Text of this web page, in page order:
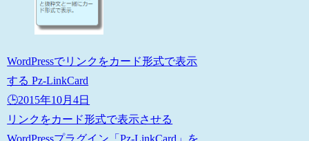
WordPressでリンクをカード形式で表示
する Pz-LinkCard
🕒️2015年10月4日
リンクをカード形式で表示させる
WordPressプラグイン「Pz-LinkCard」を